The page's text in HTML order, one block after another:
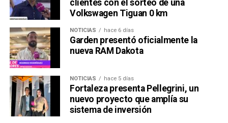
clientes con el sorteo de una
Volkswagen Tiguan 0 km
NOTICIAS hace 6 días
Garden presentó oficialmente la
nueva RAM Dakota
NOTICIAS hace 5 días
Fortaleza presenta Pellegrini, un
nuevo proyecto que amplía su
sistema de inversión